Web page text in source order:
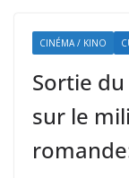
CINÉMA / KINO
Sortie
sur le